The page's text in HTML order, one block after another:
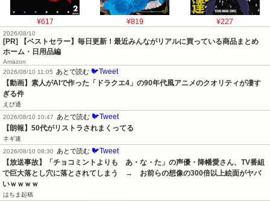
¥617 ¥819 ¥227
2026/08/10
[PR] 【ベストセラー】毎日更新！最近みんながリアルに買っている商品まとめ
ホーム・日用品編
Amazon
2026/08/10 11:05
あとで読む 🐦Tweet
【動画】素人がAIで作った「ドラクエ4」の90年代風アニメのクオリティが凄す
ぎる件
えび通
2026/08/10 10:47
あとで読む 🐦Tweet
【朗報】50代がリストラされまくってる
ネギ速
2026/08/10 08:30
あとで読む 🐦Tweet
【放送事故】「チョコミントよりも　あ・な・た」の声優・降幡愛さん、TV番組
で巨大落とし穴に落とされてしまう　→　お前らの想像の300倍以上絵面がヤバ
いｗｗｗｗ
はちま起稿